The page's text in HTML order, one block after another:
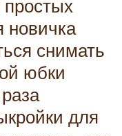
новичка
снимать
юбки
для